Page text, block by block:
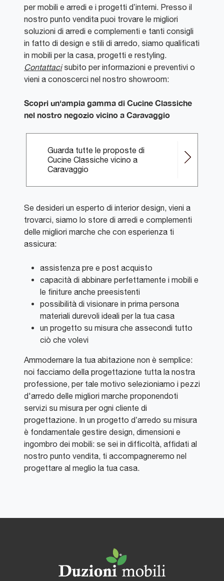
per mobili e arredi e i progetti d’interni. Presso il
nostro punto vendita puoi trovare le migliori
soluzioni di arredi e complementi e tanti consigli
in fatto di design e stili di arredo, siamo qualificati
in mobili per la casa, progetti e restyling.
Contattacisubito per informazioni e preventivi o
vieni a conoscerci nel nostro showroom:
Scopri un'ampia gamma di Cucine Classiche
nel nostro negozio vicino a Caravaggio
Guarda tutte le proposte di
Cucine Classiche vicino a
Caravaggio
Se desideri un esperto di interior design, vieni a
trovarci, siamo lo store di arredi e complementi
delle migliori marche che con esperienza ti
assicura:
assistenza pre e post acquisto
capacità di abbinare perfettamente i mobili e
le finiture anche preesistenti
possibilità di visionare in prima persona
materiali durevoli ideali per la tua casa
un progetto su misura che assecondi tutto
ciò che volevi
Ammodernare la tua abitazione non è semplice:
noi facciamo della progettazione tutta la nostra
professione, per tale motivo selezioniamo i pezzi
d'arredo delle migliori marche proponendoti
servizi su misura per ogni cliente di
progettazione. In un progetto d’arredo su misura
è fondamentale gestire design, dimensioni e
ingombro dei mobili: se sei in difficoltà, affidati al
nostro punto vendita, ti accompagneremo nel
progettare al meglio la tua casa.